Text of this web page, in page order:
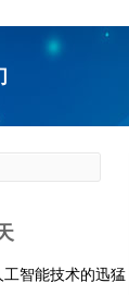
智能技术的迅猛